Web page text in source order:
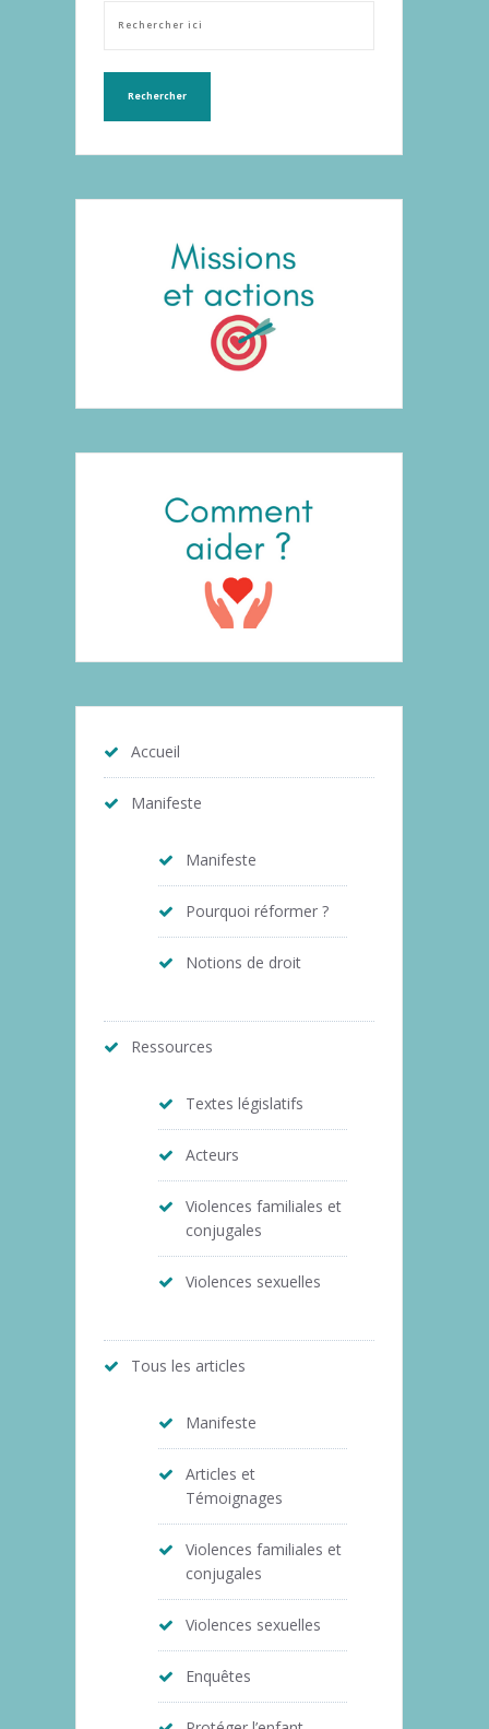
Accueil
Manifeste
Manifeste
Pourquoi réformer ?
Notions de droit
Ressources
Textes législatifs
Acteurs
Violences familiales et
conjugales
Violences sexuelles
Tous les articles
Manifeste
Articles et
Témoignages
Violences familiales et
conjugales
Violences sexuelles
Enquêtes